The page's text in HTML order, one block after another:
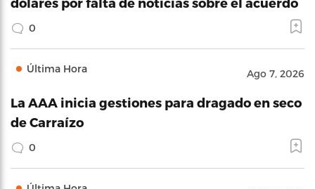
0
Última Hora Ago 7, 2026
La AAA inicia gestiones para dragado en seco
de Carraízo
0